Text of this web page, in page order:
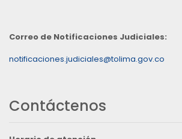
Correo de Notificaciones Judiciales:
notificaciones.judiciales@tolima.gov.co
Contáctenos